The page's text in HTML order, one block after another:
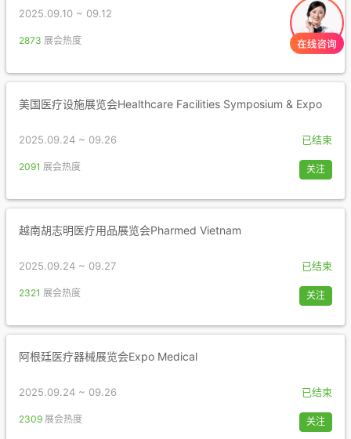
2025.09.10 ~ 09.12 已结束
2873 展会热度 关注
美国医疗设施展览会Healthcare Facilities Symposium & Expo
2025.09.24 ~ 09.26 已结束
2091 展会热度 关注
越南胡志明医疗用品展览会Pharmed Vietnam
2025.09.24 ~ 09.27 已结束
2321 展会热度 关注
阿根廷医疗器械展览会Expo Medical
2025.09.24 ~ 09.26 已结束
2309 展会热度 关注